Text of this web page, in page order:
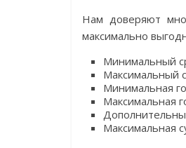
Нам доверяют
максимально
Минимальный
Максимальный
Минимальная
Максимальная
Максимальная